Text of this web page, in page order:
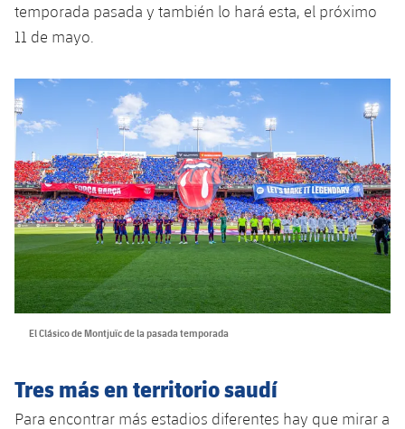
temporada pasada y también lo hará esta, el próximo
11 de mayo.
El Clásico de Montjuïc de la pasada temporada
Tres más en territorio saudí
Para encontrar más estadios diferentes hay que mirar a